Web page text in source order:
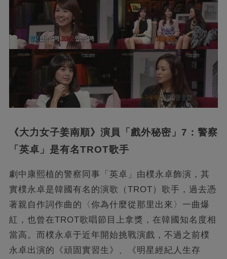
《大力女子姜南順》演員「戲外秘密」7：警察
「英卓」是有名TROT歌手
劇中康熙植的警察同事「英卓」由樸永卓飾演，其
實樸永卓是韓國有名的演歌（TROT）歌手，過去憑
著親自作詞作曲的〈你為什麼從那里出來〉一曲爆
紅，也曾在TROT歌唱節目上拿獎，在韓國知名度相
當高。而樸永卓于近年開始挑戰演戲，不過之前樸
永卓出演的《頑固實習生》、《明星經紀人生存